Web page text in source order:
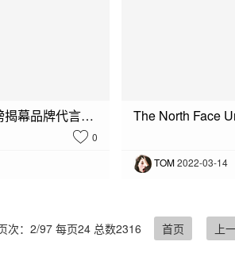
ZENITH 真力时重磅揭幕品牌代言人肖战DEFY SKYLINE天际腕表全新广告大片
0
TOM2022-03-14
次：2/97 每页24 总数2316 首页 上